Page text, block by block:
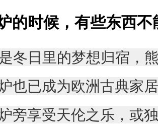
的时候，有些东西
是冬日里的梦想归宿，
也已成为欧洲古典家
旁享受天伦之乐，或